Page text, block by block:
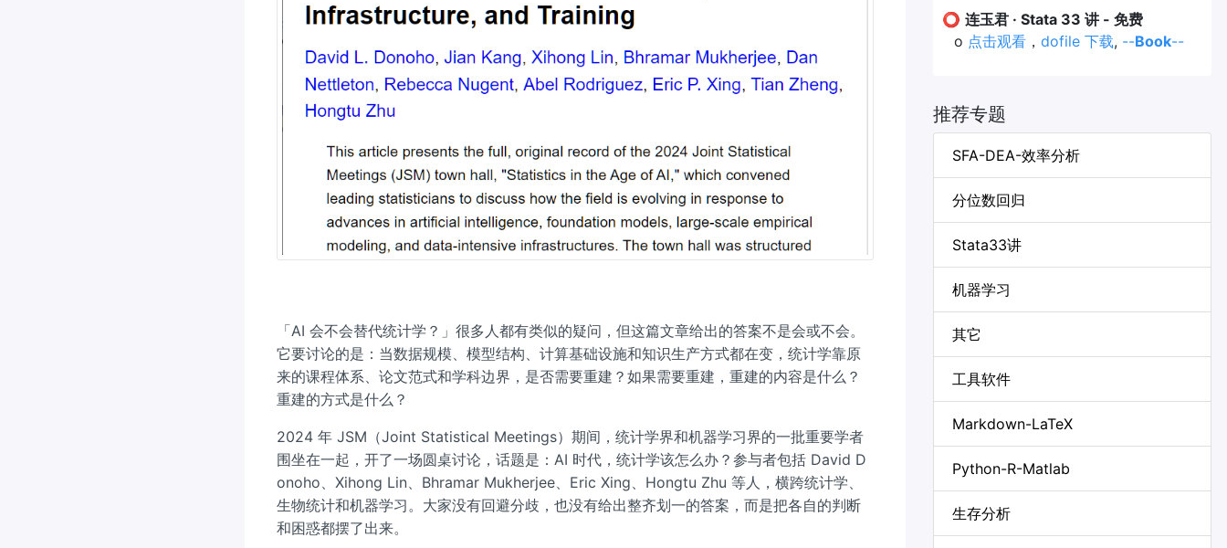
「AI 会不会替代统计学？」很多人都有类似的疑问，但这篇文章给出的答案不是会或不会。
它要讨论的是：当数据规模、模型结构、计算基础设施和知识生产方式都在变，统计学靠原
来的课程体系、论文范式和学科边界，是否需要重建？如果需要重建，重建的内容是什么？
重建的方式是什么？
2024 年 JSM（Joint Statistical Meetings）期间，统计学界和机器学习界的一批重要学者
围坐在一起，开了一场圆桌讨论，话题是：AI 时代，统计学该怎么办？参与者包括 David D
onoho、Xihong Lin、Bhramar Mukherjee、Eric Xing、Hongtu Zhu 等人，横跨统计学、
生物统计和机器学习。大家没有回避分歧，也没有给出整齐划一的答案，而是把各自的判断
和困惑都摆了出来。
⭕ 连玉君 · Stata 33 讲 - 免费
o 点击观看 ， dofile 下载, --Book--
推荐专题
SFA-DEA-效率分析
分位数回归
Stata33讲
机器学习
其它
工具软件
Markdown-LaTeX
Python-R-Matlab
生存分析